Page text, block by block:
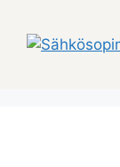
content